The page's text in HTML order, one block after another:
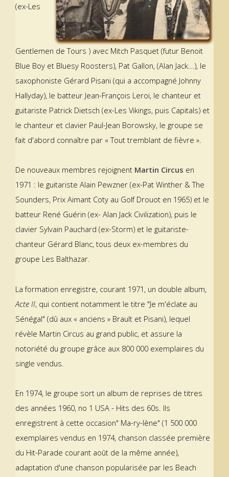
(ex-Les
Gentlemen de Tours ) avec Mitch Pasquet (futur Benoit
Blue Boy et Bluesy Roosters), Pat Gallon, (Alan Jack...), le
saxophoniste Gérard Pisani (qui a accompagné Johnny
Hallyday), le batteur Jean-François Leroi, le chanteur et
guitariste Patrick Dietsch (ex-Les Vikings, puis Capitals) et
le chanteur et clavier Paul-Jean Borowsky, le groupe se
fait d'abord connaître par « Tout tremblant de fièvre ».
De nouveaux membres rejoignent Martin Circus en
1971 : le guitariste Alain Pewzner (ex-Pat Winther & The
Sounders, Prix Aimant Coty au Golf Drouot en 1965) et le
batteur René Guérin (ex- Alan Jack Civilization), puis le
clavier Sylvain Pauchard (ex-Storm) et le guitariste-
chanteur Gérard Blanc, tous deux ex-membres du
groupe Les Balthazar.
La formation enregistre, courant 1971, un double album,
Acte II, qui contient notamment le titre "Je m'éclate au
Sénégal" (dû aux « anciens » Brault et Pisani), lequel
révèle Martin Circus au grand public, et assure la
notoriété du groupe grâce aux 800 000 exemplaires du
single vendus.
En 1974, le groupe sort un album de reprises de titres
des années 1960, no 1 USA - Hits des 60s. Ils
enregistrent à cette occasion" Ma-ry-lène" (1 500 000
exemplaires vendus en 1974, chanson classée première
du Hit-Parade courant août de la même année),
adaptation d'une chanson popularisée par les Beach